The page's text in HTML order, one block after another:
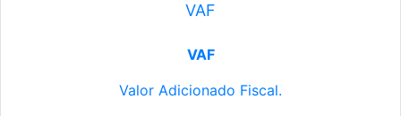
VAF
VAF
Valor Adicionado Fiscal.